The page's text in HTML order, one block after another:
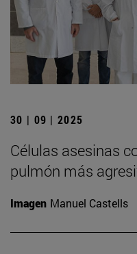
30 | 09 | 2025
Células asesinas
pulmón más
Imagen Manuel Castells